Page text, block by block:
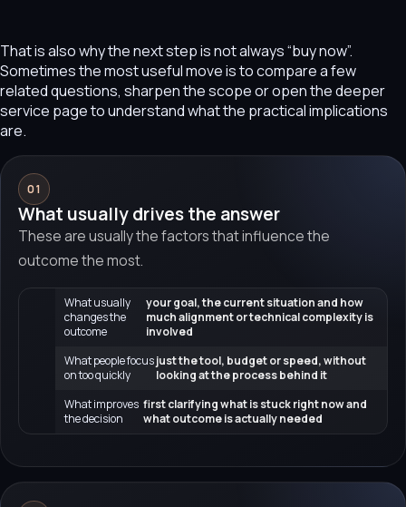
That is also why the next step is not always “buy now”.
Sometimes the most useful move is to compare a few
related questions, sharpen the scope or open the deeper
service page to understand what the practical implications
are.
01
What usually drives the answer
These are usually the factors that influence the
outcome the most.
What usually
changes the
outcome
your goal, the current situation and how
much alignment or technical complexity is
involved
What people focus
on too quickly
just the tool, budget or speed, without
looking at the process behind it
What improves
the decision
first clarifying what is stuck right now and
what outcome is actually needed